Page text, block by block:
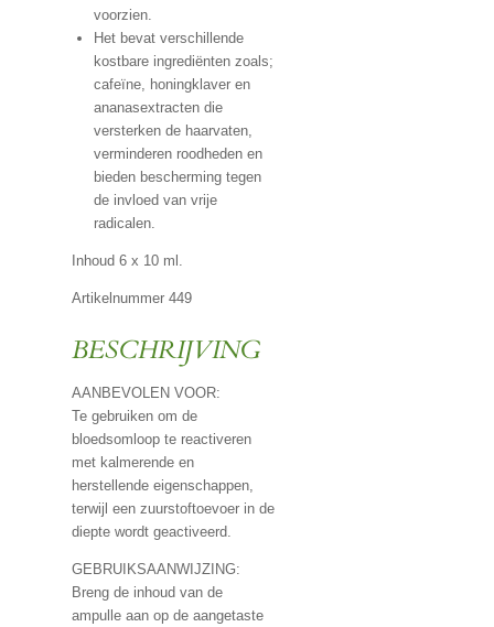
voorzien.
Het bevat verschillende
kostbare ingrediënten zoals;
cafeïne, honingklaver en
ananasextracten die
versterken de haarvaten,
verminderen roodheden en
bieden bescherming tegen
de invloed van vrije
radicalen.
Inhoud 6 x 10 ml.
Artikelnummer 449
BESCHRIJVING
AANBEVOLEN VOOR:
Te gebruiken om de
bloedsomloop te reactiveren
met kalmerende en
herstellende eigenschappen,
terwijl een zuurstoftoevoer in de
diepte wordt geactiveerd.
GEBRUIKSAANWIJZING:
Breng de inhoud van de
ampulle aan op de aangetaste